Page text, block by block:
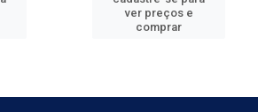
ver preços e
comprar